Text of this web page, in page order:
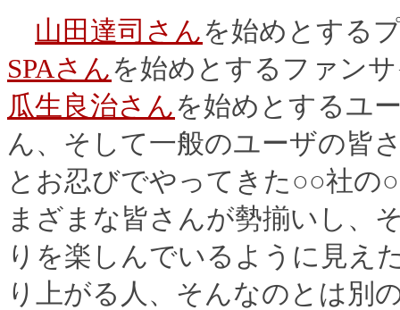
山田達司さんを始めとする
SPAさんを始めとするファン
瓜生良治さんを始めとするユ
ん、そして一般のユーザの皆
とお忍びでやってきた○○社の
まざまな皆さんが勢揃いし、
りを楽しんでいるように見え
り上がる人、そんなのとは別